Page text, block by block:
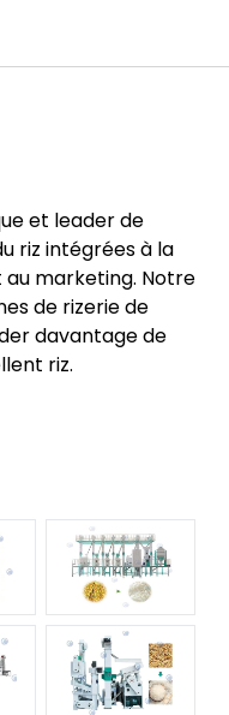
et leader de
riz intégrées à la
marketing. Notre
de rizerie de
davantage de
riz.